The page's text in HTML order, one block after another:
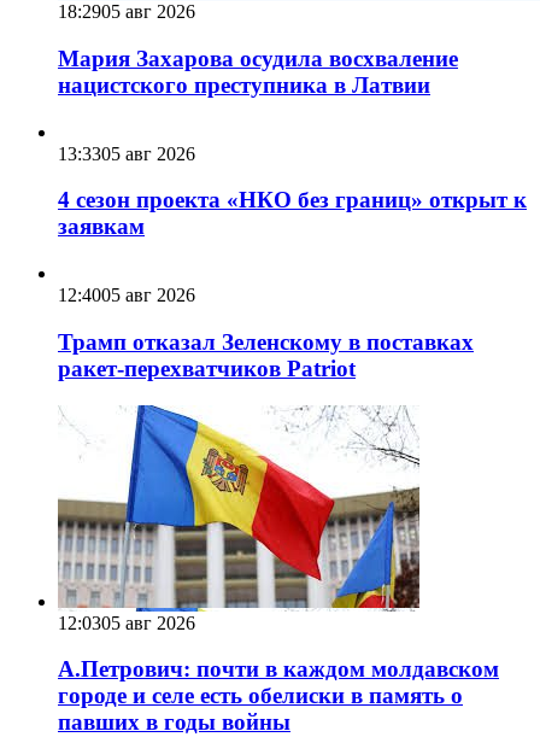
18:2905 авг 2026
Мария Захарова осудила восхваление
нацистского преступника в Латвии
13:3305 авг 2026
4 сезон проекта «НКО без границ» открыт к
заявкам
12:4005 авг 2026
Трамп отказал Зеленскому в поставках
ракет-перехватчиков Patriot
12:0305 авг 2026
А.Петрович: почти в каждом молдавском
городе и селе есть обелиски в память о
павших в годы войны